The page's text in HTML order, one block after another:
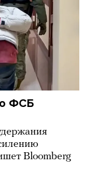
ФСБ
Bloomberg